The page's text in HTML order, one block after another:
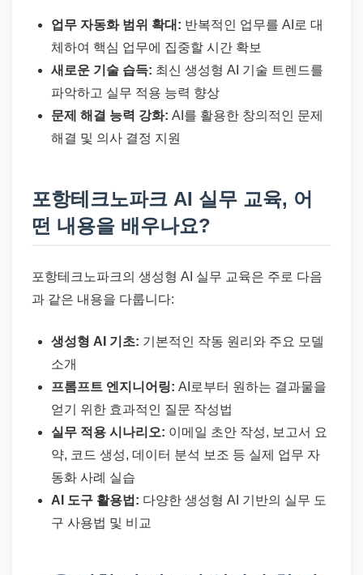
업무 자동화 범위 확대: 반복적인 업무를 AI로 대
체하여 핵심 업무에 집중할 시간 확보
새로운 기술 습득: 최신 생성형 AI 기술 트렌드를
파악하고 실무 적용 능력 향상
문제 해결 능력 강화: AI를 활용한 창의적인 문제
해결 및 의사 결정 지원
포항테크노파크 AI 실무 교육, 어
떤 내용을 배우나요?
포항테크노파크의 생성형 AI 실무 교육은 주로 다음
과 같은 내용을 다룹니다:
생성형 AI 기초: 기본적인 작동 원리와 주요 모델
소개
프롬프트 엔지니어링: AI로부터 원하는 결과물을
얻기 위한 효과적인 질문 작성법
실무 적용 시나리오: 이메일 초안 작성, 보고서 요
약, 코드 생성, 데이터 분석 보조 등 실제 업무 자
동화 사례 실습
AI 도구 활용법: 다양한 생성형 AI 기반의 실무 도
구 사용법 및 비교